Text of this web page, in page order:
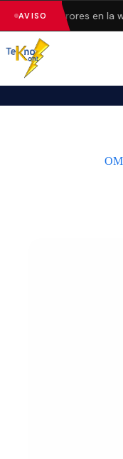
AVISO errores en la